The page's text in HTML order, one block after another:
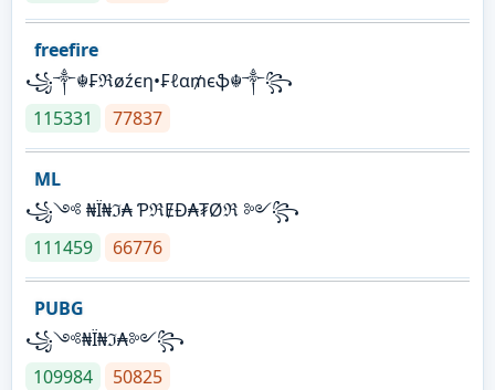
freefire
꧁༒☬₣ℜøźєη•₣ℓα₥єֆ☬༒꧂
115331
77837
ML
꧁༺ ₦Ї₦ℑ₳ ƤℜɆĐ₳₮Øℜ ༻꧂
111459
66776
PUBG
꧁༺₦Ї₦ℑ₳༻꧂
109984
50825